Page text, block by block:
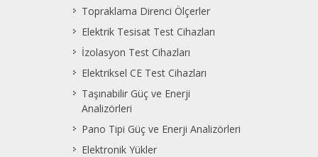
Topraklama Direnci Ölçerler
Elektrik Tesisat Test Cihazları
İzolasyon Test Cihazları
Elektriksel CE Test Cihazları
Taşınabilir Güç ve Enerji
Analizörleri
Pano Tipi Güç ve Enerji Analizörleri
Elektronik Yükler